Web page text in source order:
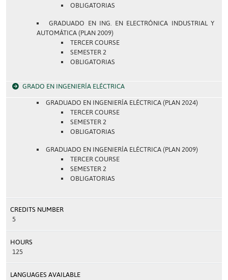
OBLIGATORIAS
GRADUADO EN ING. EN ELECTRÓNICA INDUSTRIAL Y
AUTOMÁTICA (PLAN 2009)
TERCER COURSE
SEMESTER 2
OBLIGATORIAS
GRADO EN INGENIERÍA ELÉCTRICA
GRADUADO EN INGENIERÍA ELÉCTRICA (PLAN 2024)
TERCER COURSE
SEMESTER 2
OBLIGATORIAS
GRADUADO EN INGENIERÍA ELÉCTRICA (PLAN 2009)
TERCER COURSE
SEMESTER 2
OBLIGATORIAS
CREDITS NUMBER
5
HOURS
125
LANGUAGES AVAILABLE